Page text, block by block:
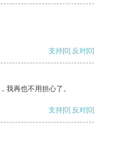
支持[0] 反对[0]
再也不用担心了。
支持[0] 反对[0]